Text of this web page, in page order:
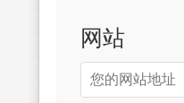
网站